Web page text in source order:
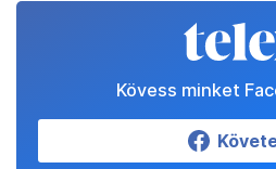
Kövess minket